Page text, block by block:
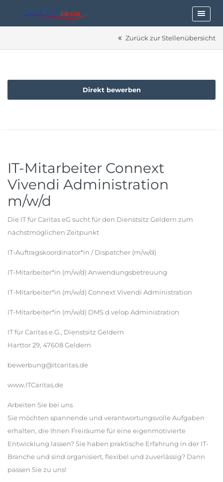
Zurück zur Stellenübersicht
Direkt bewerben
IT-Mitarbeiter Connext
Vivendi Administration
m/w/d
Die IT für Caritas eG sucht für den Dienstsitz Geldern zum
nächstmöglichen Zeitpunkt
IT-Auftragskoordinator*in / Dispatcher (m/w/d)
IT-Mitarbeiter*in (m/w/d) Anwendungsbetreuung
IT-Mitarbeiter*in (m/w/d) Connext Vivendi Administration
IT-Mitarbeiter*in (m/w/d) DMS d.velop Administration
IT für Caritas e.G., Dienstsitz Geldern
Harttor 29, 47608 Geldern
bewerbung@itcaritas.de
www.ITCaritas.de
Arbeiten Sie bei uns
Sie möchten spannende und verantwortungsvolle Aufgaben
erhalten, die Ihnen Freiräume für eine eigenmotivierte
Entwicklung lassen? Sie haben praktische Erfahrung in der IT-
Branche und sind organisiert, flexibel und zuverlässig? Dann
passen Sie zu uns!